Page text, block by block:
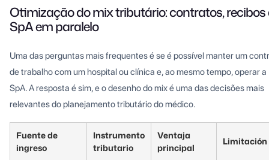
Otimização do mix tributário: contratos, recibos
SpA em paralelo
Uma das perguntas mais frequentes é se é possível manter um
de trabalho com um hospital ou clínica e, ao mesmo tempo, operar a
SpA. A resposta é sim, e o desenho do mix é uma das decisões mais
relevantes do planejamento tributário do médico.
Fuente de
ingreso
Instrumento
tributario
Ventaja
principal
Limitación